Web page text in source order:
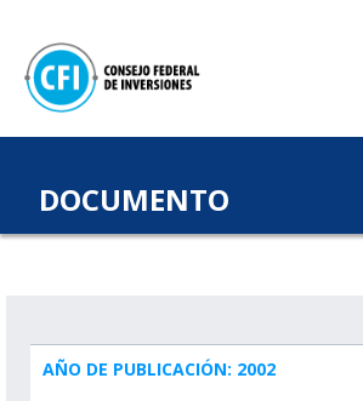
DOCUMENTO
AÑO DE PUBLICACIÓN: 2002